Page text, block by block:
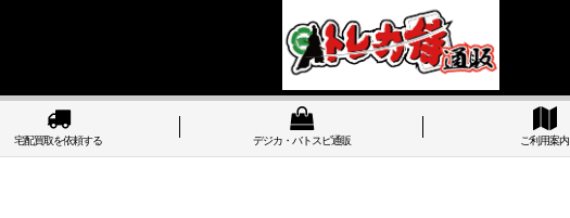
宅配買取を依頼する デジカ・バトスピ通販 ご利用案内